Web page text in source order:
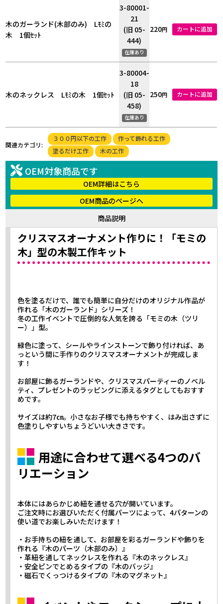
木のガーランド(木部のみ) Lﾓﾐの
木 1個ｾｯﾄ
3-80001-
21
(旧 05-
444)
在庫あり
220円 カートに追加
木のネックレス Lﾓﾐの木 1個ｾｯﾄ
3-80004-
18
(旧 05-
458)
在庫あり
250円 カートに追加
関連カテゴリ:
３００円以下の工作
作って飾れる工作
塗るだけ工作
木の工作
OEM対象商品です
OEM詳細はこちら
OEM商品のページへ
商品説明
クリスマスオーナメント作りに！「モミの
木」型の木製工作キット
色を塗るだけで、誰でも簡単に自分だけのオリジナル作品が
作れる「木のガーランド」シリーズ！
冬の工作イベントで圧倒的な人気を誇る「モミの木（ツリ
ー）」型。
緑色に塗って、シールやラインストーンで飾り付ければ、あ
っという間に手作りのクリスマスオーナメントが完成しま
す！
お部屋に飾るガーランドや、クリスマスパーティーのノベル
ティ、プレゼントのラッピングに添えるタグとしてもおすす
めです。
サイズは約7㎝。小さなお子様でも持ちやすく、はみ出さずに
色塗りしやすいちょうどいい大きさです。
用途に合わせて選べる4つのバ
リエーション
本体にはあらかじめ紐を通せる穴が開いています。
ご注文時にお選びいただく付属パーツによって、4パターンの
使い道でお楽しみいただけます！
・お手持ちの紐を通して、お部屋を彩るガーランドや飾りを
作れる『木のパーツ（木部のみ）』
・革紐を通してネックレスを作れる『木のネックレス』
・安全ピンでとめるタイプの『木のバッジ』
・磁石でくっつけるタイプの『木のマグネット』